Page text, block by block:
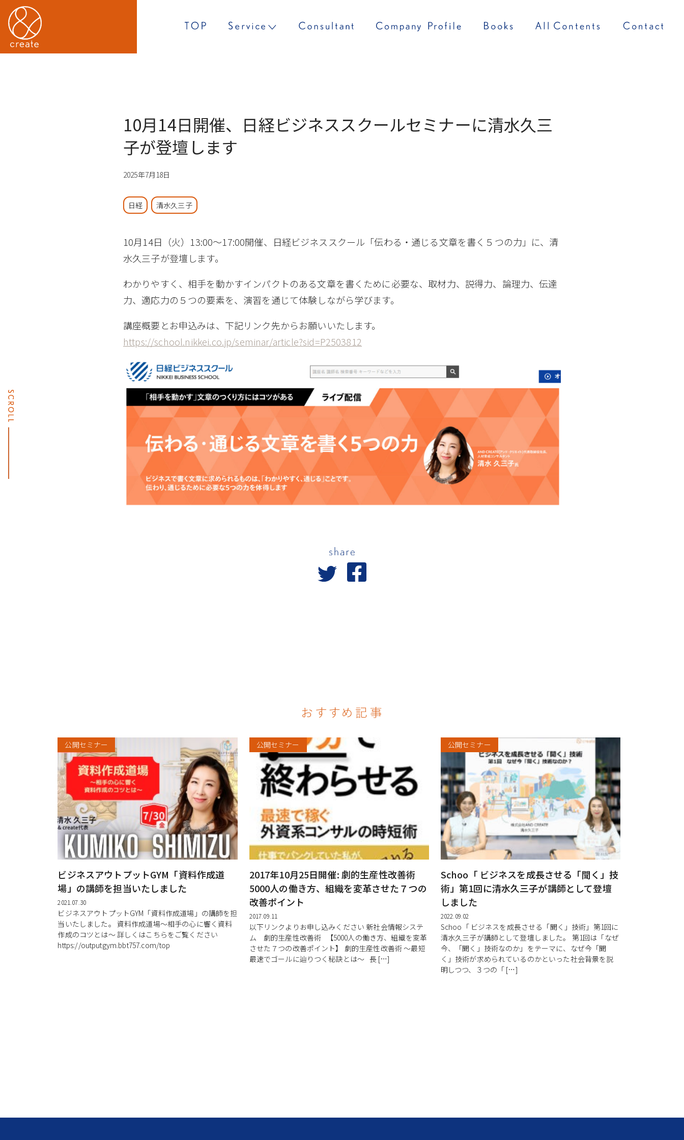
10月14日開催、日経ビジネススクールセミナーに清水久三
子が登壇します
2025年7月18日
日経 清水久三子
10月14日（火）13:00～17:00開催、日経ビジネススクール「伝わる・通じる文章を書く５つの力」に、清
水久三子が登壇します。
わかりやすく、相手を動かすインパクトのある文章を書くために必要な、取材力、説得力、論理力、伝達
力、適応力の５つの要素を、演習を通じて体験しながら学びます。
講座概要とお申込みは、下記リンク先からお願いいたします。
https://school.nikkei.co.jp/seminar/article?sid=P2503812
公開セミナー
ビジネスアウトプットGYM「資料作成道
場」の講師を担当いたしました
2021.07.30
ビジネスアウトプットGYM「資料作成道場」の講師を担
当いたしました。 資料作成道場〜相手の心に響く資料
作成のコツとは〜 詳しくはこちらをご覧ください
https://outputgym.bbt757.com/top
公開セミナー
2017年10月25日開催: 劇的生産性改善術
5000人の働き方、組織を変革させた７つの
改善ポイント
2017.09.11
以下リンクよりお申し込みください 新社会情報システ
ム 劇的生産性改善術 【5000人の働き方、組織を変革
させた７つの改善ポイント】 劇的生産性改善術 ～最短
最速でゴールに辿りつく秘訣とは～ 長 […]
公開セミナー
Schoo「 ビジネスを成長させる「聞く」技
術」第1回に清水久三子が講師として登壇
しました
2022.09.02
Schoo「 ビジネスを成長させる「聞く」技術」第1回に
清水久三子が講師として登壇しました。 第1回は「なぜ
今、「聞く」技術なのか」をテーマに、なぜ今「聞
く」技術が求められているのかといった社会背景を説
明しつつ、３つの「 […]